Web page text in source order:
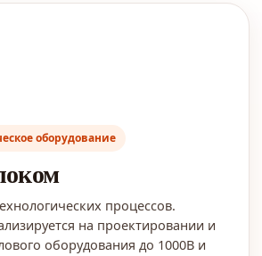
оборудование
процессов.
на проектировании и
оборудования до 1000В и